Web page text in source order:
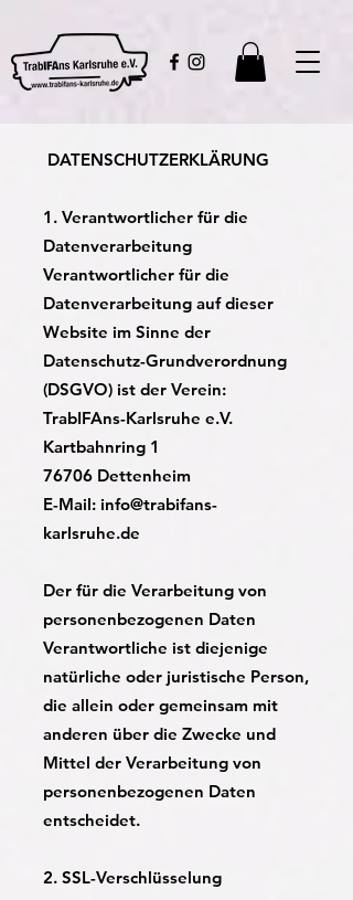
DATENSCHUTZERKLÄRUNG
1. Verantwortlicher für die
Datenverarbeitung
Verantwortlicher für die
Datenverarbeitung auf dieser
Website im Sinne der
Datenschutz-Grundverordnung
(DSGVO) ist der Verein:
TrabIFAns-Karlsruhe e.V.
Kartbahnring 1
76706 Dettenheim
E-Mail: info@trabifans-
karlsruhe.de
Der für die Verarbeitung von
personenbezogenen Daten
Verantwortliche ist diejenige
natürliche oder juristische Person,
die allein oder gemeinsam mit
anderen über die Zwecke und
Mittel der Verarbeitung von
personenbezogenen Daten
entscheidet.
2. SSL-Verschlüsselung